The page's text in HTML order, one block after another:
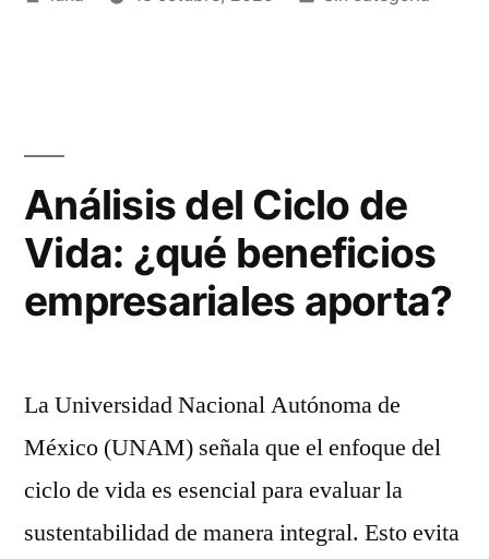
Análisis del Ciclo de
Vida: ¿qué beneficios
empresariales aporta?
La Universidad Nacional Autónoma de
México (UNAM) señala que el enfoque del
ciclo de vida es esencial para evaluar la
sustentabilidad de manera integral. Esto evita